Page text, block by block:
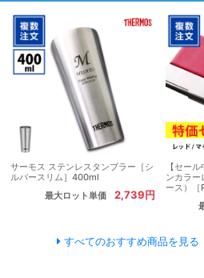
サーモス ステンレスタンブラー［シ
ルバースリム］400ml
最大ロット単価
2,739円
【セー
ンカラー
ース）［
すべてのおすすめ商品を見る